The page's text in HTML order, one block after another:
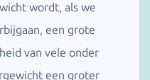
wordt, als we
een grote
van vele onder
een groter